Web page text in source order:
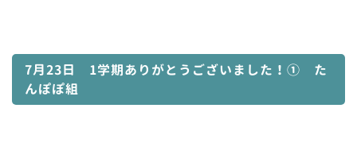
7月23日 1学期ありがとうございました！① た
んぽぽ組